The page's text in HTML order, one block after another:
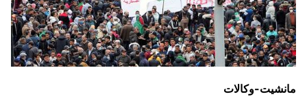
مانشيت-وكالات